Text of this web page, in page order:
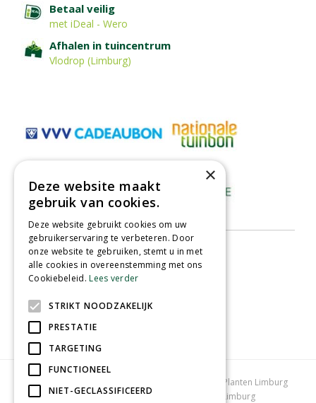
Betaal veilig
met iDeal - Wero
Afhalen in tuincentrum
Vlodrop (Limburg)
Tuincentrum Limburg
Planten Limburg
Bomen en struiken Limburg
Tuinplanten Limburg
×
Deze website maakt
gebruik van cookies.
Deze website gebruikt cookies om uw
gebruikerservaring te verbeteren. Door
onze website te gebruiken, stemt u in met
alle cookies in overeenstemming met ons
Cookiebeleid.Lees verder
STRIKT NOODZAKELIJK
PRESTATIE
TARGETING
FUNCTIONEEL
NIET-GECLASSIFICEERD